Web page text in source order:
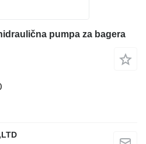
pumpa za bagera